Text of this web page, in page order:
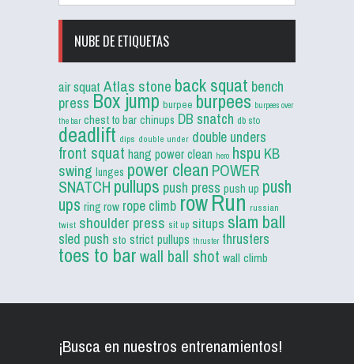
NUBE DE ETIQUETAS
air squat Atlas stone back squat bench
press Box jump burpee burpees burpees over
the bar chest to bar chinups DB snatch db sto
deadlift dips double under double unders
front squat hang power clean hero hspu KB
swing lunges power clean POWER
SNATCH pullups push press push up push
ups ring row rope climb rowRun russian
twist shoulder press sit up situps slam ball
sled push sto strict pullups thruster thrusters
toes to barwall ball shot wall climb
¡Busca en nuestros entrenamientos!